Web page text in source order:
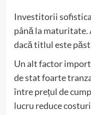
Investitorii
până la
dacă titlul este
Un alt factor
de stat foarte
între prețul de
lucru reduce